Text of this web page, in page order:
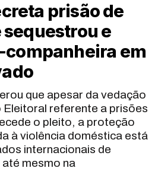
prisão de
e
companheira em
que apesar da vedação
referente a prisões
o pleito, a proteção
à violência doméstica está
internacionais de
mesmo na